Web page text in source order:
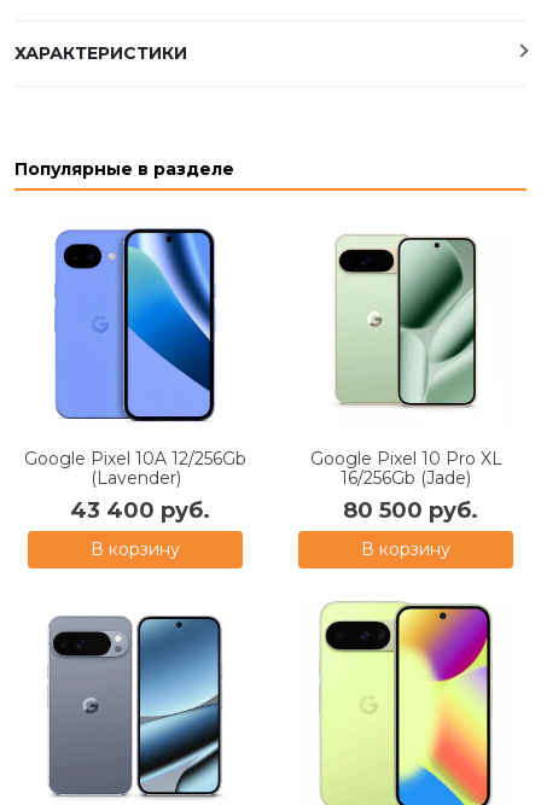
ХАРАКТЕРИСТИКИ
Популярные в разделе
Google Pixel 10A 12/256Gb
(Lavender)
43 400 руб.
В корзину
Google Pixel 10 Pro XL
16/256Gb (Jade)
80 500 руб.
В корзину